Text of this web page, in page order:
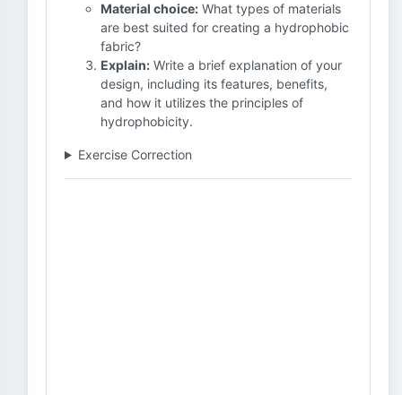
Material choice: What types of materials
are best suited for creating a hydrophobic
fabric?
Explain: Write a brief explanation of your
design, including its features, benefits,
and how it utilizes the principles of
hydrophobicity.
Exercise Correction